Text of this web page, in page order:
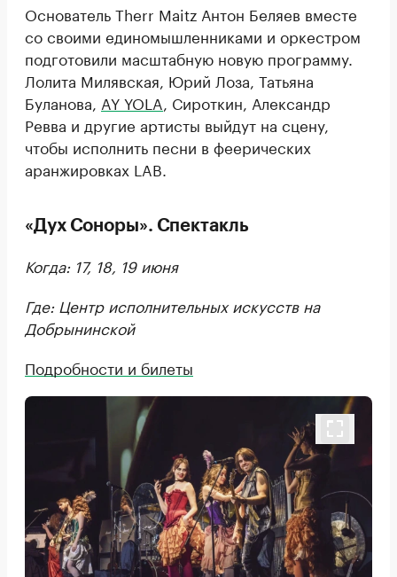
Основатель Therr Maitz Антон Беляев вместе
со своими единомышленниками и оркестром
подготовили масштабную новую программу.
Лолита Милявская, Юрий Лоза, Татьяна
Буланова, AY YOLA , Сироткин, Александр
Ревва и другие артисты выйдут на сцену,
чтобы исполнить песни в феерических
аранжировках LAB.
«Дух Соноры». Спектакль
Когда: 17, 18, 19 июня
Где: Центр исполнительных искусств на
Добрынинской
Подробности и билеты